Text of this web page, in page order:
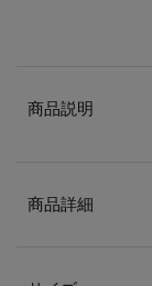
商品説明
商品詳細